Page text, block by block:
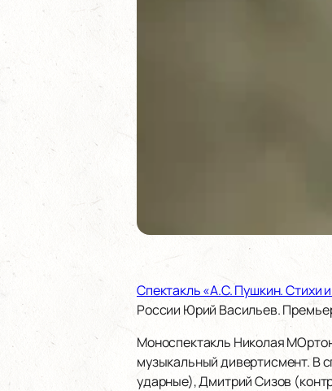
Спектакль «А.С. Пушкин. Стихи
России Юрий Васильев.
Моноспектакль Николая
музыкальный дивертисмент. В
ударные), Дмитрий Сизов